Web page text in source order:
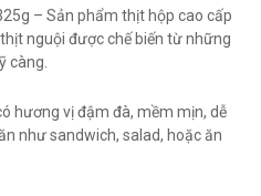
– Sản phẩm thịt hộp cao cấp
nguội được chế biến từ những
càng.
hương vị đậm đà, mềm mịn, dễ
như sandwich, salad, hoặc ăn